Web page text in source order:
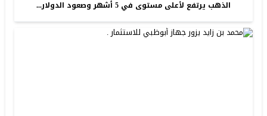
الذهب يرتفع لأعلى مستوى في 5 أشهر وصعود الدولار...